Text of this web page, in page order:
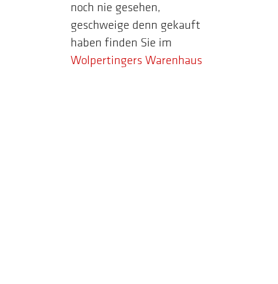
noch nie gesehen,
geschweige denn gekauft
haben finden Sie im
Wolpertingers Warenhaus